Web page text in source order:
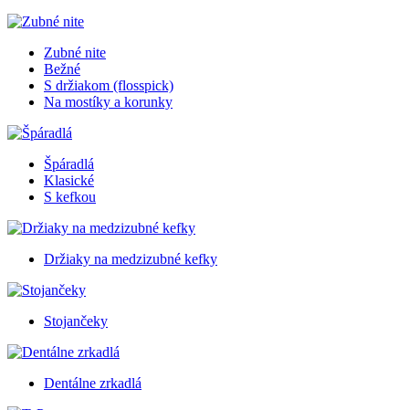
Zubné nite
Bežné
S držiakom (flosspick)
Na mostíky a korunky
Špáradlá
Klasické
S kefkou
Držiaky na medzizubné kefky
Stojančeky
Dentálne zrkadlá